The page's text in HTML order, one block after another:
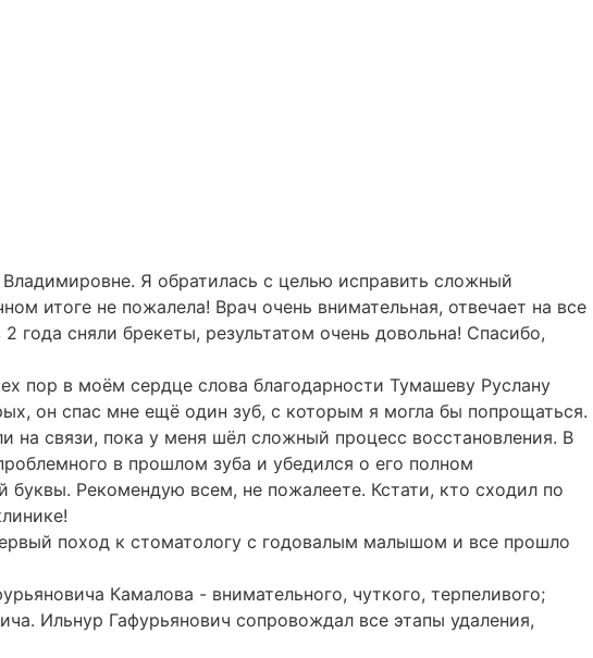
Я обратилась с целью исправить сложный
итоге не пожалела! Врач очень внимательная, отвечает на все
года сняли брекеты, результатом очень довольна! Спасибо,
пор в моём сердце слова благодарности Тумашеву Руслану
он спас мне ещё один зуб, с которым я могла бы попрощаться.
на связи, пока у меня шёл сложный процесс восстановления. В
в прошлом зуба и убедился о его полном
Рекомендую всем, не пожалеете. Кстати, кто сходил по
поход к стоматологу с годовалым малышом и все прошло
Камалова - внимательного, чуткого, терпеливого;
Ильнур Гафурьянович сопровождал все этапы удаления,